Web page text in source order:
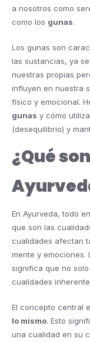
a nosotros como
como los gunas.
Los gunas son
las sustancias, ya
nuestras propias
influyen en nuestra
físico y emocional.
gunas y cómo
(desequilibrio) y
¿Qué
En Ayurveda, todo
que son las
cualidades afectan
mente y emociones.
significa que no
cualidades
El concepto central
lo mismo. Esto
una cualidad en su